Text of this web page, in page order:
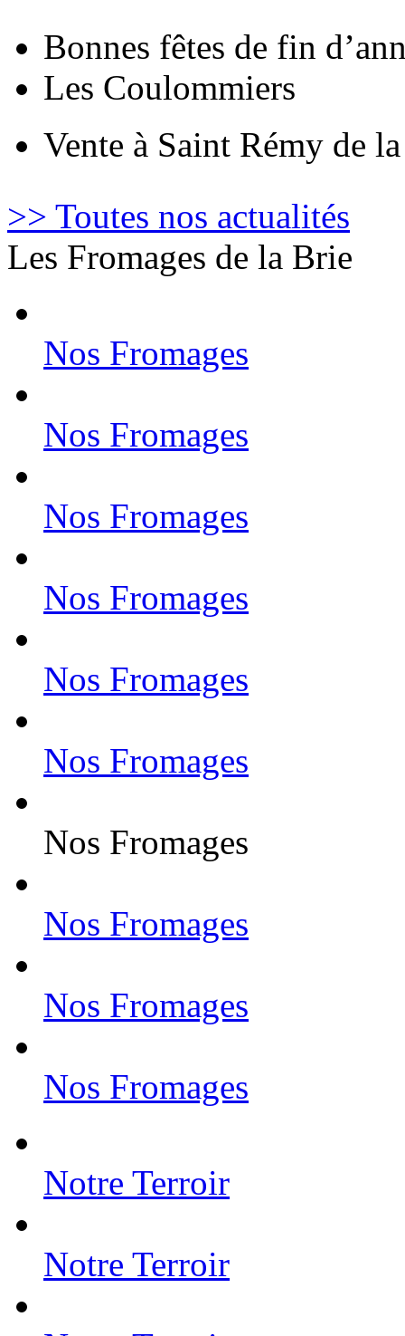
Bonnes fêtes de fin
Les Coulommiers
Vente à Saint Rémy de
>> Toutes nos actualités
Les Fromages de la Brie
Nos Fromages
Nos Fromages
Nos Fromages
Nos Fromages
Nos Fromages
Nos Fromages
Nos Fromages
Nos Fromages
Nos Fromages
Nos Fromages
Notre Terroir
Notre Terroir